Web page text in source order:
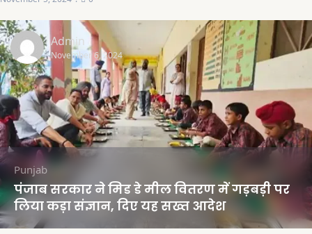
Admin
November 6, 2024
Punjab
पंजाब सरकार ने मिड डे मील वितरण में गड़बड़ी पर
लिया कड़ा संज्ञान, दिए यह सख्त आदेश